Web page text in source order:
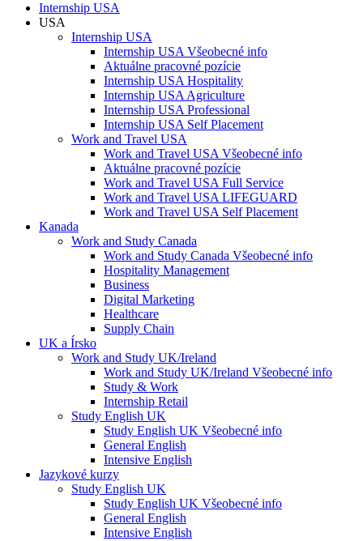
Internship USA
USA
Internship USA
Internship USA Všeobecné info
Aktuálne pracovné pozície
Internship USA Hospitality
Internship USA Agriculture
Internship USA Professional
Internship USA Self Placement
Work and Travel USA
Work and Travel USA Všeobecné info
Aktuálne pracovné pozície
Work and Travel USA Full Service
Work and Travel USA LIFEGUARD
Work and Travel USA Self Placement
Kanada
Work and Study Canada
Work and Study Canada Všeobecné info
Hospitality Management
Business
Digital Marketing
Healthcare
Supply Chain
UK a Írsko
Work and Study UK/Ireland
Work and Study UK/Ireland Všeobecné info
Study & Work
Internship Retail
Study English UK
Study English UK Všeobecné info
General English
Intensive English
Jazykové kurzy
Study English UK
Study English UK Všeobecné info
General English
Intensive English